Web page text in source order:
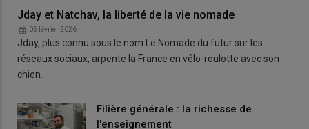
Jday et Natchav, la liberté de la vie nomade
05 février 2026
Jday, plus connu sous le nom Le Nomade du futur sur les
réseaux sociaux, arpente la France en vélo-roulotte avec son
chien.
Filière générale : la richesse de
l'enseignement